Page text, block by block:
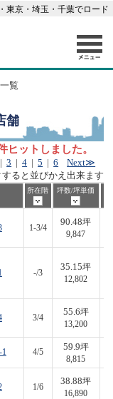
東京・埼玉・千葉でロード
覧
舗
ヒットしました。
|3 |4 |5 |6 Next≫
ると並びかえ出来ます
所在階 坪数/坪単価
1-3/4
90.48坪
9,847
-/3
35.15坪
12,802
3/4
55.6坪
13,200
4/5
59.9坪
8,815
1/6
38.88坪
16,890